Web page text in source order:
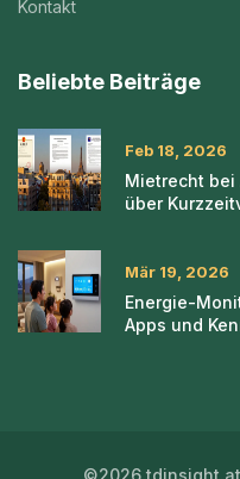
Kontakt
Beliebte Beiträge
Feb 18, 2026
Mietrecht bei
über
Mär 19, 2026
Energie-
Apps und
©2026